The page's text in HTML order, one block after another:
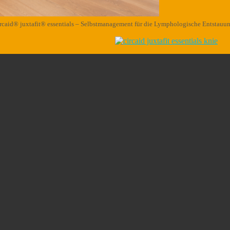
juxtafit® essentials – Selbstmanagement für die Lymphologische